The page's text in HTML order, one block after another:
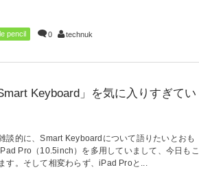
pencil 0 technuk
Keyboard」を気に入りすぎてい
談的に、Smart Keyboardについて語りたいとおも
Pro（10.5inch）を多用していまして、今日もこ
す。そして相変わらず、iPad Proと...